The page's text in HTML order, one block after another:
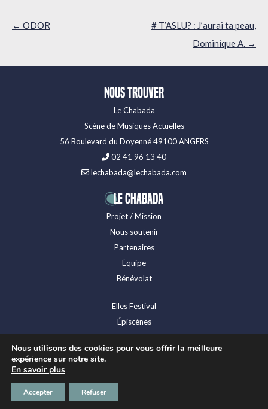
Navigation
← ODOR
# T’ASLU? : J’aurai ta peau,
Dominique A. →
Nous trouver
Le Chabada
Scène de Musiques Actuelles
56 Boulevard du Doyenné 49100 ANGERS
02 41 96 13 40
lechabada@lechabada.com
LE CHABADA
Projet / Mission
Nous soutenir
Partenaires
Équipe
Bénévolat
Elles Festival
Épiscènes
Festival Levitation
Presse
Mentions légales
Nous utilisons des cookies pour vous offrir la meilleure
expérience sur notre site.
En savoir plus
Accepter Refuser